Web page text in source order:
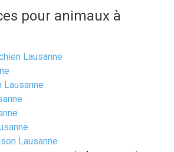
pour animaux à
Lausanne
Lausanne
Lausanne